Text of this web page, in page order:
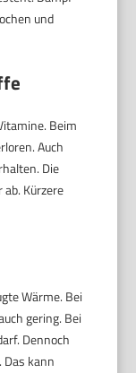
und
Beim
Auch
Die
Kürzere
Wärme. Bei
gering. Bei
Dennoch
kann